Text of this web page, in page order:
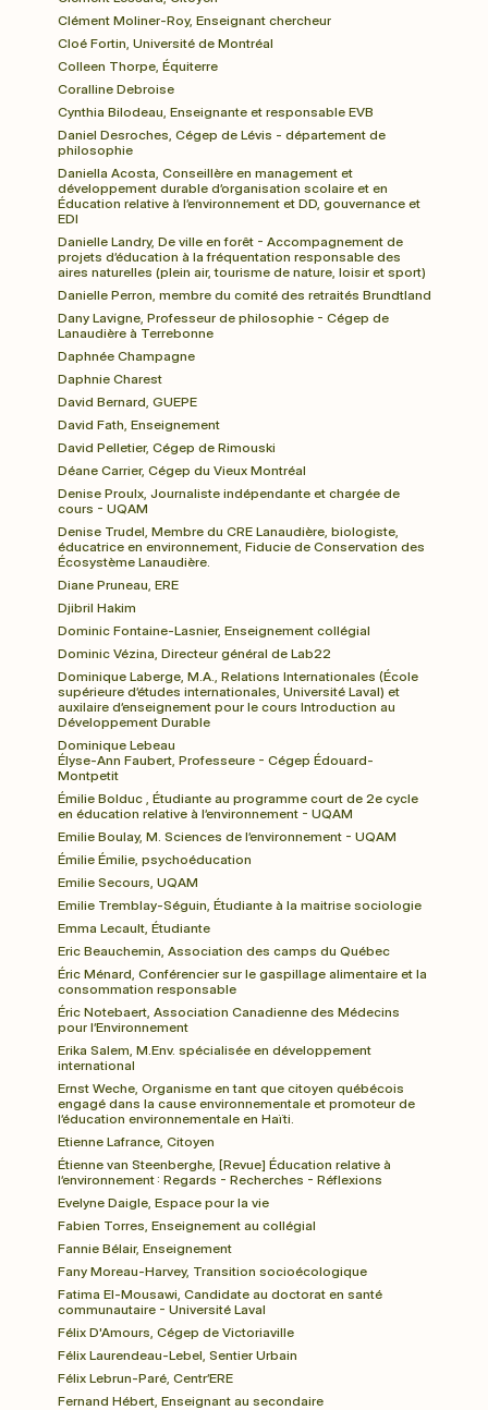
Clément Moliner-Roy, Enseignant chercheur
Cloé Fortin, Université de Montréal
Colleen Thorpe, Équiterre
Coralline Debroise
Cynthia Bilodeau, Enseignante et responsable EVB
Daniel Desroches, Cégep de Lévis - département de
philosophie
Daniella Acosta, Conseillère en management et
développement durable d’organisation scolaire et en
Éducation relative à l’environnement et DD, gouvernance et
EDI
Danielle Landry, De ville en forêt - Accompagnement de
projets d’éducation à la fréquentation responsable des
aires naturelles (plein air, tourisme de nature, loisir et sport)
Danielle Perron, membre du comité des retraités Brundtland
Dany Lavigne, Professeur de philosophie - Cégep de
Lanaudière à Terrebonne
Daphnée Champagne
Daphnie Charest
David Bernard, GUEPE
David Fath, Enseignement
David Pelletier, Cégep de Rimouski
Déane Carrier, Cégep du Vieux Montréal
Denise Proulx, Journaliste indépendante et chargée de
cours - UQAM
Denise Trudel, Membre du CRE Lanaudière, biologiste,
éducatrice en environnement, Fiducie de Conservation des
Écosystème Lanaudière.
Diane Pruneau, ERE
Djibril Hakim
Dominic Fontaine-Lasnier, Enseignement collégial
Dominic Vézina, Directeur général de Lab22
Dominique Laberge, M.A., Relations Internationales (École
supérieure d’études internationales, Université Laval) et
auxilaire d’enseignement pour le cours Introduction au
Développement Durable
Dominique Lebeau
Élyse-Ann Faubert, Professeure - Cégep Édouard-
Montpetit
Émilie Bolduc , Étudiante au programme court de 2e cycle
en éducation relative à l’environnement - UQAM
Emilie Boulay, M. Sciences de l’environnement - UQAM
Émilie Émilie, psychoéducation
Emilie Secours, UQAM
Emilie Tremblay-Séguin, Étudiante à la maitrise sociologie
Emma Lecault, Étudiante
Eric Beauchemin, Association des camps du Québec
Éric Ménard, Conférencier sur le gaspillage alimentaire et la
consommation responsable
Éric Notebaert, Association Canadienne des Médecins
pour l’Environnement
Erika Salem, M.Env. spécialisée en développement
international
Ernst Weche, Organisme en tant que citoyen québécois
engagé dans la cause environnementale et promoteur de
l’éducation environnementale en Haïti.
Etienne Lafrance, Citoyen
Étienne van Steenberghe, [Revue] Éducation relative à
l’environnement : Regards - Recherches - Réflexions
Evelyne Daigle, Espace pour la vie
Fabien Torres, Enseignement au collégial
Fannie Bélair, Enseignement
Fany Moreau-Harvey, Transition socioécologique
Fatima El-Mousawi, Candidate au doctorat en santé
communautaire - Université Laval
Félix D'Amours, Cégep de Victoriaville
Félix Laurendeau-Lebel, Sentier Urbain
Félix Lebrun-Paré, Centr’ERE
Fernand Hébert, Enseignant au secondaire